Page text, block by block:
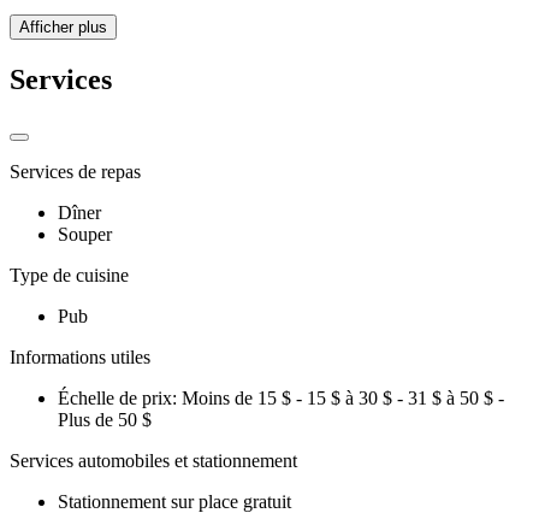
Afficher plus
Services
Services de repas
Dîner
Souper
Type de cuisine
Pub
Informations utiles
Échelle de prix: Moins de 15 $ - 15 $ à 30 $ - 31 $ à 50 $ -
Plus de 50 $
Services automobiles et stationnement
Stationnement sur place gratuit